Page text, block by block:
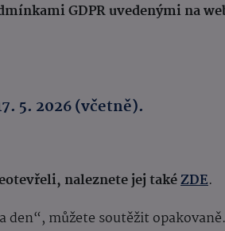
GDPR uvedenými na
5. 2026 (včetně).
naleznete jej takéZDE.
můžete soutěžit